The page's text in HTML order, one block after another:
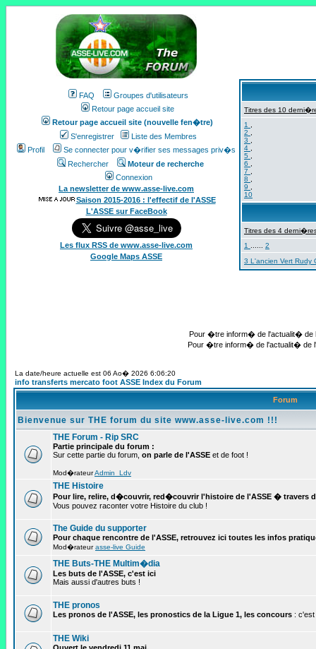
FAQ
Groupes d'utilisateurs
Retour page accueil site
Retour page accueil site (nouvelle fen�tre)
S'enregistrer
Liste des Membres
Profil
Se connecter pour v�rifier ses messages priv�s
Rechercher
Moteur de recherche
Connexion
La newsletter de www.asse-live.com
Saison 2015-2016 : l'effectif de l'ASSE
L'ASSE sur FaceBook
Les flux RSS de www.asse-live.com
Google Maps ASSE
Titres des 10
1
2
3
4
5
6
7
8
9
10
Titres des 4
1
2
3 L'ancien Vert
Pour �tre inform� de l'actualit� de
Pour �tre inform� de l'actualit� de
La date/heure actuelle est 06 Ao� 2026 6:06:20
info transferts mercato foot ASSE Index du Forum
Forum
Bienvenue sur THE forum du site www.asse-live.com !!!
THE Forum - Rip SRC
Partie principale du forum :
Sur cette partie du forum, on parle de l'ASSE et de foot !
Mod�rateurAdmin_Ldv
THE Histoire
Pour lire, relire, d�couvrir, red�couvrir l'histoire de l'ASSE � travers
Vous pouvez raconter votre Histoire du club !
The Guide du supporter
Pour chaque rencontre de l'ASSE, retrouvez ici toutes les infos
Mod�rateurasse-live Guide
THE Buts-THE Multim�dia
Les buts de l'ASSE, c'est ici
Mais aussi d'autres buts !
THE pronos
Les pronos de l'ASSE, les pronostics de la Ligue 1, les concours : c'est
THE Wiki